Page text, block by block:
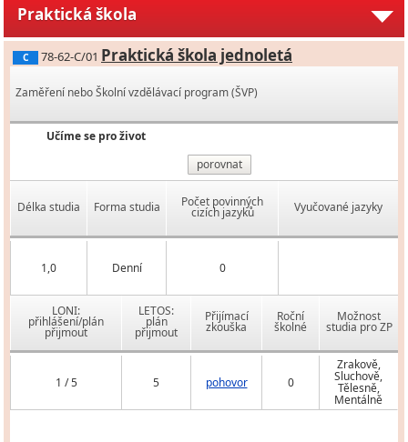
Praktická škola
C 78-62-C/01 Praktická škola jednoletá
Zaměření nebo Školní vzdělávací program (ŠVP)
Učíme se pro život
porovnat
Délka studia Forma studia Počet povinných
cizích jazyků Vyučované jazyky
1,0 Denní 0
LONI:
přihlášení/plán
přijmout
LETOS:
plán
přijmout
Přijímací
zkouška
Roční
školné
Možnost
studia pro ZP
1 / 5 5 pohovor 0
Zrakově,
Sluchově,
Tělesně,
Mentálně